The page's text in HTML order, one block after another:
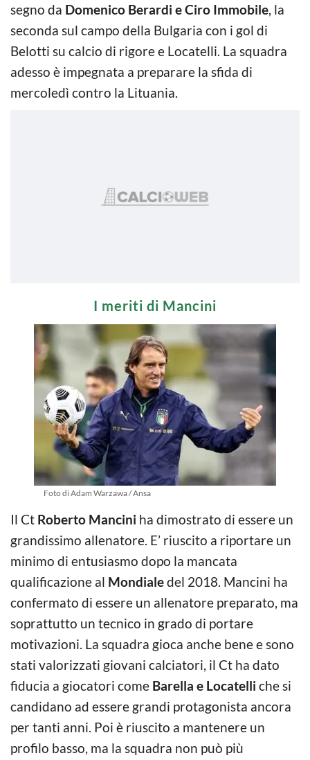
segno da Domenico Berardi e Ciro Immobile, la
seconda sul campo della Bulgaria con i gol di
Belotti su calcio di rigore e Locatelli. La squadra
adesso è impegnata a preparare la sfida di
mercoledì contro la Lituania.
I meriti di Mancini
Foto di Adam Warzawa / Ansa
Il Ct Roberto Mancini ha dimostrato di essere un
grandissimo allenatore. E’ riuscito a riportare un
minimo di entusiasmo dopo la mancata
qualificazione al Mondialedel 2018. Mancini ha
confermato di essere un allenatore preparato, ma
soprattutto un tecnico in grado di portare
motivazioni. La squadra gioca anche bene e sono
stati valorizzati giovani calciatori, il Ct ha dato
fiducia a giocatori come Barella e Locatelli che si
candidano ad essere grandi protagonista ancora
per tanti anni. Poi è riuscito a mantenere un
profilo basso, ma la squadra non può più